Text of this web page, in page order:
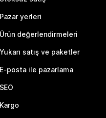
Pazar yerleri
Ürün değerlendirmeleri
Yukarı satış ve paketler
E-posta ile pazarlama
SEO
Kargo